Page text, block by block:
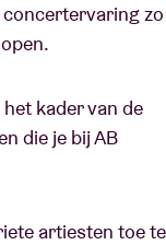
zo
kader van de
die je bij AB
artiesten toe te